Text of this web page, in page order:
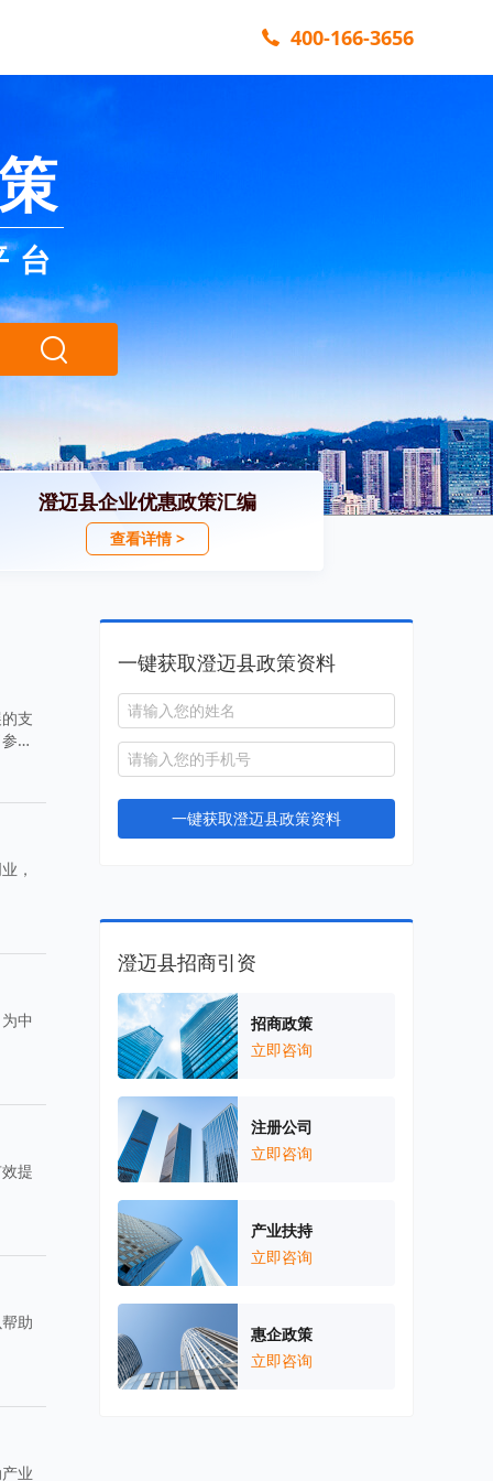
400-166-3656
台
澄迈县企业优惠政策汇编
查看详情 >
支
，
中
提
助
业
一键获取澄迈县政策资料
一键获取澄迈县政策资料
澄迈县招商引资
招商政策
立即咨询
注册公司
立即咨询
产业扶持
立即咨询
惠企政策
立即咨询